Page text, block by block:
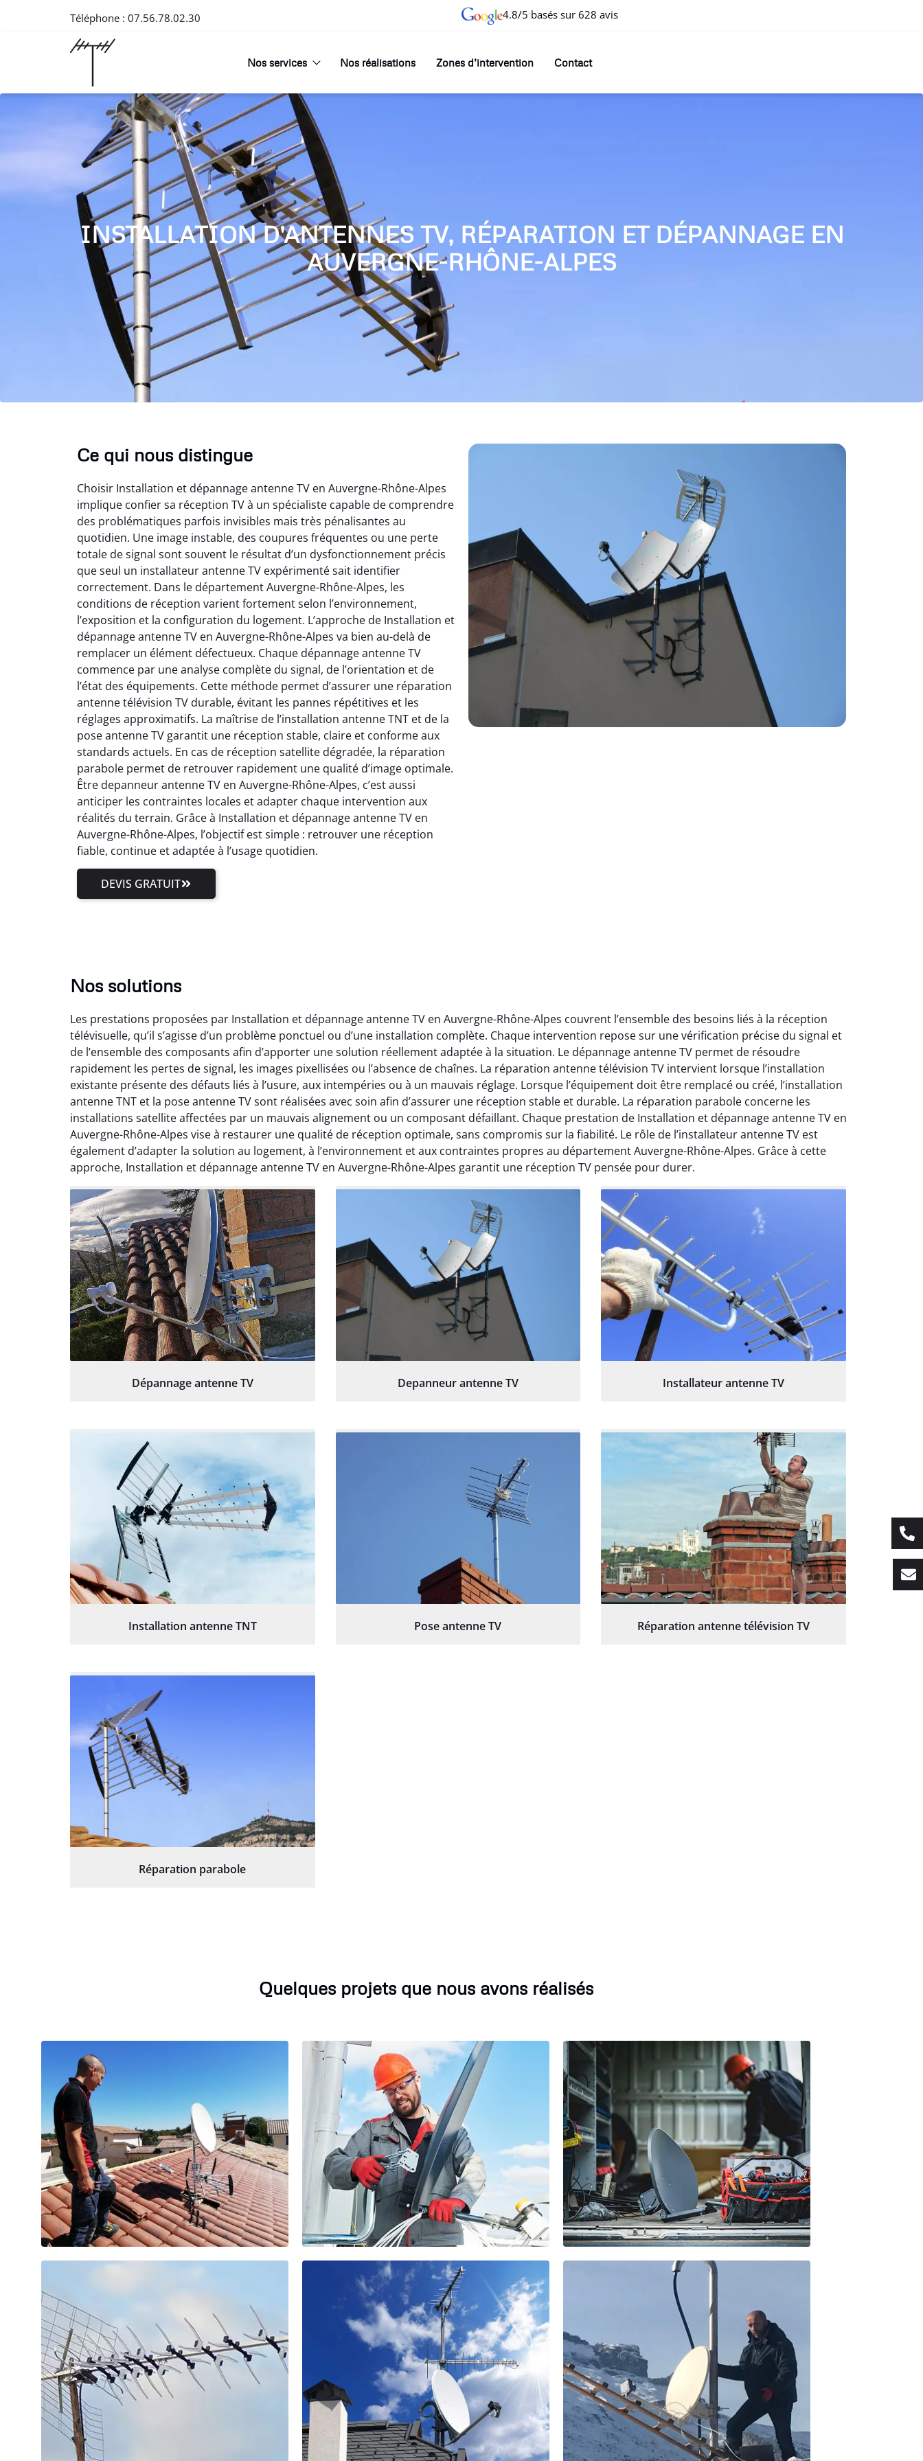
Téléphone : 07.56.78.02.30 4.8/5 basés sur 628 avis
Nos services Nos réalisations Zones d’intervention Contact
INSTALLATION D'ANTENNES TV, RÉPARATION ET DÉPANNAGE EN
AUVERGNE-RHÔNE-ALPES
Ce qui nous distingue
Choisir Installation et dépannage antenne TV en Auvergne-Rhône-Alpes
implique confier sa réception TV à un spécialiste capable de comprendre
des problématiques parfois invisibles mais très pénalisantes au
quotidien. Une image instable, des coupures fréquentes ou une perte
totale de signal sont souvent le résultat d’un dysfonctionnement précis
que seul un installateur antenne TV expérimenté sait identifier
correctement. Dans le département Auvergne-Rhône-Alpes, les
conditions de réception varient fortement selon l’environnement,
l’exposition et la configuration du logement. L’approche de Installation et
dépannage antenne TV en Auvergne-Rhône-Alpes va bien au-delà de
remplacer un élément défectueux. Chaque dépannage antenne TV
commence par une analyse complète du signal, de l’orientation et de
l’état des équipements. Cette méthode permet d’assurer une réparation
antenne télévision TV durable, évitant les pannes répétitives et les
réglages approximatifs. La maîtrise de l’installation antenne TNT et de la
pose antenne TV garantit une réception stable, claire et conforme aux
standards actuels. En cas de réception satellite dégradée, la réparation
parabole permet de retrouver rapidement une qualité d’image optimale.
Être depanneur antenne TV en Auvergne-Rhône-Alpes, c’est aussi
anticiper les contraintes locales et adapter chaque intervention aux
réalités du terrain. Grâce à Installation et dépannage antenne TV en
Auvergne-Rhône-Alpes, l’objectif est simple : retrouver une réception
fiable, continue et adaptée à l’usage quotidien.
DEVIS GRATUIT
Nos solutions
Les prestations proposées par Installation et dépannage antenne TV en Auvergne-Rhône-Alpes couvrent l’ensemble des besoins liés à la réception
télévisuelle, qu’il s’agisse d’un problème ponctuel ou d’une installation complète. Chaque intervention repose sur une vérification précise du signal et
de l’ensemble des composants afin d’apporter une solution réellement adaptée à la situation. Le dépannage antenne TV permet de résoudre
rapidement les pertes de signal, les images pixellisées ou l’absence de chaînes. La réparation antenne télévision TV intervient lorsque l’installation
existante présente des défauts liés à l’usure, aux intempéries ou à un mauvais réglage. Lorsque l’équipement doit être remplacé ou créé, l’installation
antenne TNT et la pose antenne TV sont réalisées avec soin afin d’assurer une réception stable et durable. La réparation parabole concerne les
installations satellite affectées par un mauvais alignement ou un composant défaillant. Chaque prestation de Installation et dépannage antenne TV en
Auvergne-Rhône-Alpes vise à restaurer une qualité de réception optimale, sans compromis sur la fiabilité. Le rôle de l’installateur antenne TV est
également d’adapter la solution au logement, à l’environnement et aux contraintes propres au département Auvergne-Rhône-Alpes. Grâce à cette
approche, Installation et dépannage antenne TV en Auvergne-Rhône-Alpes garantit une réception TV pensée pour durer.
Dépannage antenne TV Depanneur antenne TV Installateur antenne TV
Installation antenne TNT Pose antenne TV Réparation antenne télévision TV
Réparation parabole
Quelques projets que nous avons réalisés